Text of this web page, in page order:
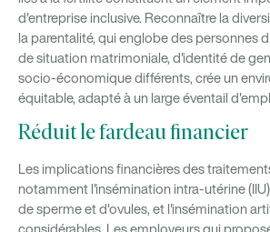
d'entreprise inclusive. Reconnaître la
la parentalité, qui englobe des personnes
de situation matrimoniale, d'identité de
socio-économique différents, crée un
équitable, adapté à un large éventail
Réduit le fardeau financier
Les implications financières des
notamment l'insémination intra-utérine
de sperme et d'ovules, et l'insémination